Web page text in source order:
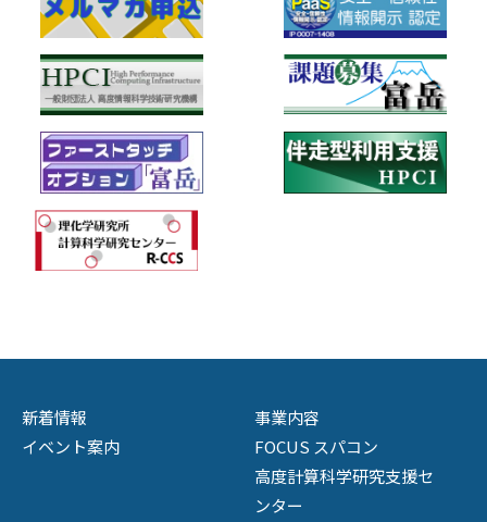
新着情報
イベント案内
事業内容
FOCUS スパコン
高度計算科学研究支援セ
ンター